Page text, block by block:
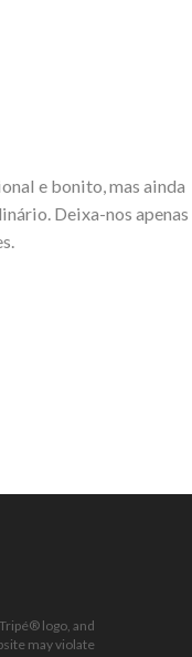
e bonito, mas ainda
Deixa-nos apenas
logo, and
may violate